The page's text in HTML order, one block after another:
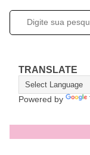
TRANSLATE
Powered by